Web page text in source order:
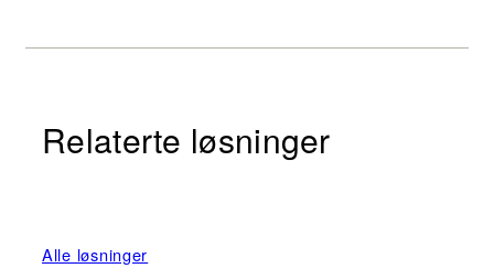
Relaterte løsninger
Alle løsninger